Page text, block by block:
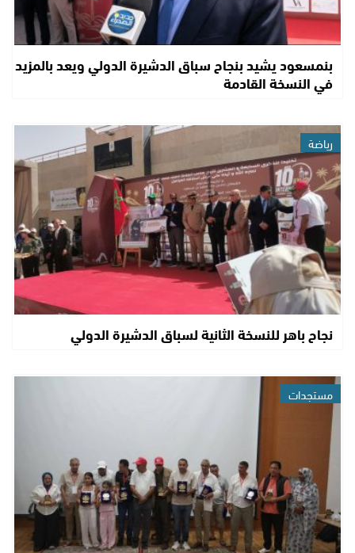
بنمسعود يشيد بنجاح سباق الدشيرة الدولي ويعد بالمزيد
في النسخة القادمة
رياضة
نجاح باهر للنسخة الثانية لسباق الدشيرة الدولي
مستجدات